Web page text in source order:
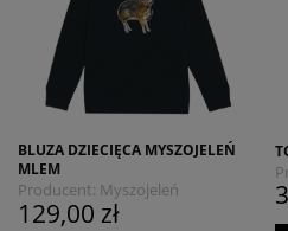
BLUZA DZIECIĘCA MYSZOJELEŃ
MLEM
Producent: Myszojeleń
129,00 zł